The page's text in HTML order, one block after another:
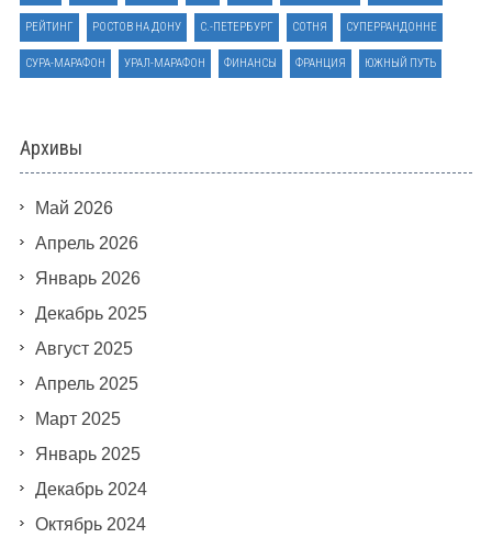
РЕЙТИНГ РОСТОВ НА ДОНУ С.-ПЕТЕРБУРГ СОТНЯ СУПЕРРАНДОННЕ
СУРА-МАРАФОН УРАЛ-МАРАФОН ФИНАНСЫ ФРАНЦИЯ ЮЖНЫЙ ПУТЬ
Архивы
Май 2026
Апрель 2026
Январь 2026
Декабрь 2025
Август 2025
Апрель 2025
Март 2025
Январь 2025
Декабрь 2024
Октябрь 2024